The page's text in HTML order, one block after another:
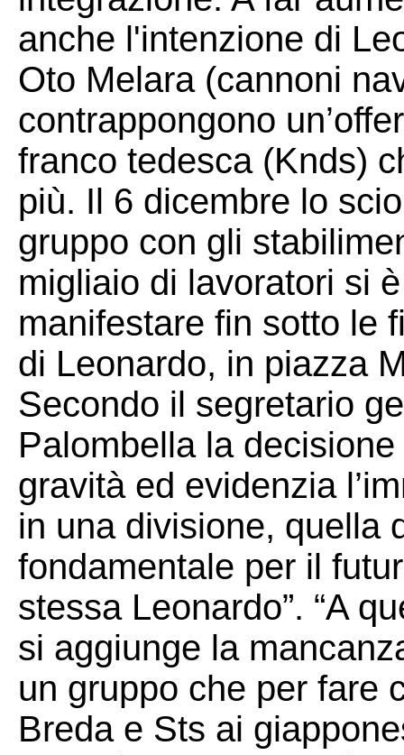
anche l'intenzione di
Oto Melara (cannoni
contrappongono
franco tedesca (Knds)
più. Il 6 dicembre lo
gruppo con gli
migliaio di lavoratori si
manifestare fin sotto le
di Leonardo, in piazza
Secondo il segretario
Palombella la decisione
gravità ed evidenzia
in una divisione, quella
fondamentale per il
stessa Leonardo”. “A
si aggiunge la
un gruppo che per fare
Breda e Sts ai